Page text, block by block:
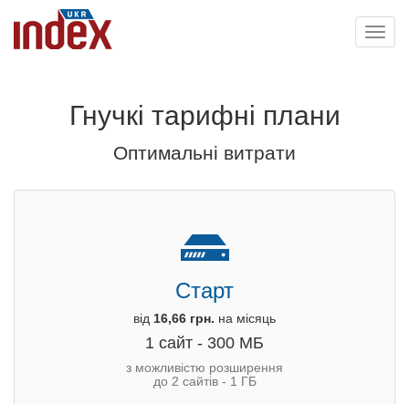
Гнучкі тарифні плани
Оптимальні витрати
Старт
від 16,66 грн. на місяць
1 сайт - 300 МБ
з можливістю розширення
до 2 сайтів - 1 ГБ